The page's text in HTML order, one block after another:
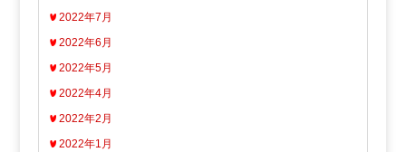
2022年7月
2022年6月
2022年5月
2022年4月
2022年2月
2022年1月